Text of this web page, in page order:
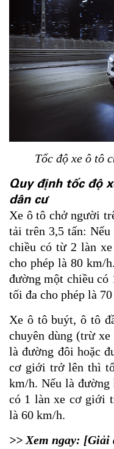
Tốc độ xe ô tô
Quy định tốc độ
dân cư
Xe ô tô chở người
tải trên 3,5 tấn:
chiều có từ 2 làn
cho phép là 80 km/
đường một chiều
tối đa cho phép là
Xe ô tô buýt, ô tô
chuyên dùng (trừ
là đường đôi hoặc
cơ giới trở lên thì
km/h. Nếu là
có 1 làn xe cơ giới
là 60 km/h.
>> Xem ngay: [Giải